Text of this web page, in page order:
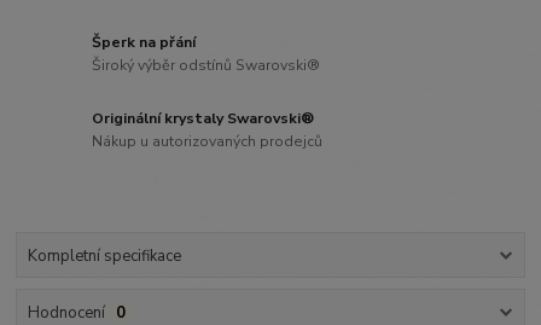
Šperk na přání
Široký výběr odstínů Swarovski®
Originální krystaly Swarovski®
Nákup u autorizovaných prodejců
Kompletní specifikace
Hodnocení 0